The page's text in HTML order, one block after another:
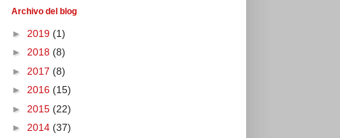
Archivo del blog
► 2019 (1)
► 2018 (8)
► 2017 (8)
► 2016 (15)
► 2015 (22)
► 2014 (37)